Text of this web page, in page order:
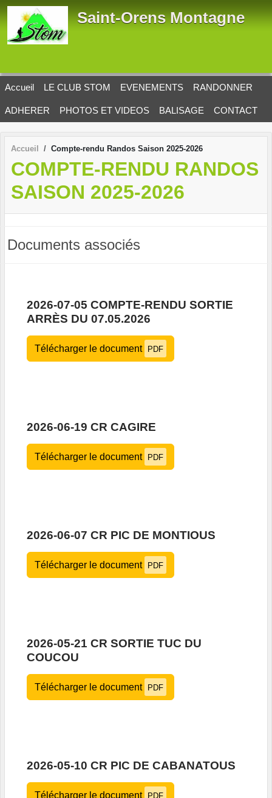
Saint-Orens Montagne
Accueil LE CLUB STOM EVENEMENTS RANDONNER
ADHERER PHOTOS ET VIDEOS BALISAGE CONTACT
Accueil Compte-rendu Randos Saison 2025-2026
COMPTE-RENDU RANDOS
SAISON 2025-2026
Documents associés
2026-07-05 COMPTE-RENDU SORTIE
ARRÈS DU 07.05.2026
Télécharger le document PDF
2026-06-19 CR CAGIRE
Télécharger le document PDF
2026-06-07 CR PIC DE MONTIOUS
Télécharger le document PDF
2026-05-21 CR SORTIE TUC DU
COUCOU
Télécharger le document PDF
2026-05-10 CR PIC DE CABANATOUS
Télécharger le document PDF
Panneau de gestion des cookies